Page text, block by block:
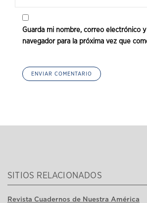
Guarda mi nombre, correo electrónico
navegador para la próxima vez que
SITIOS RELACIONADOS
Revista Cuadernos de Nuestra América